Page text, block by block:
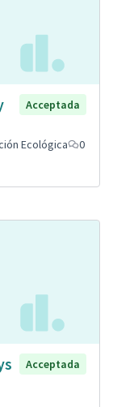
Acceptada
Ecológica
0
Acceptada